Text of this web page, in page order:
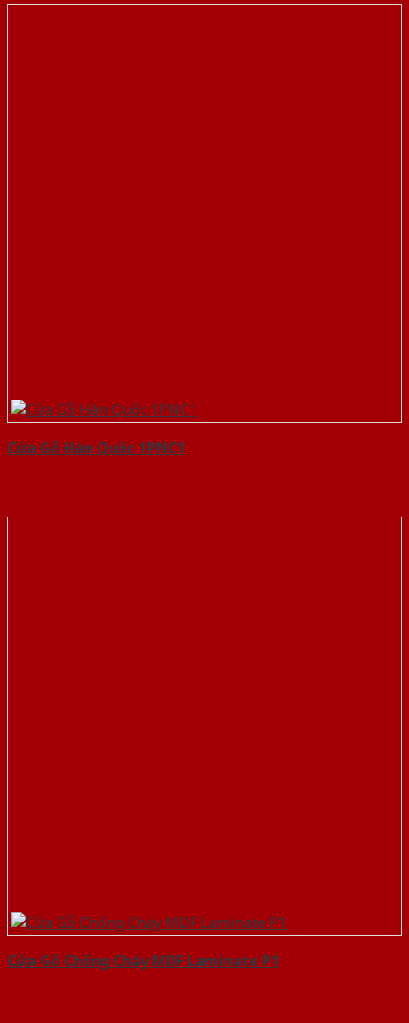
Cửa Gỗ Hàn Quốc 1PNC1
Cửa Gỗ Chống Cháy MDF Laminate P1